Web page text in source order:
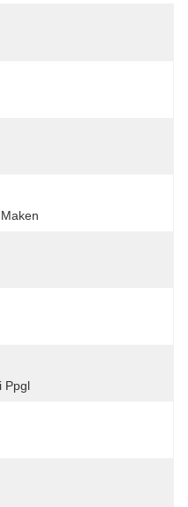
Ppgl